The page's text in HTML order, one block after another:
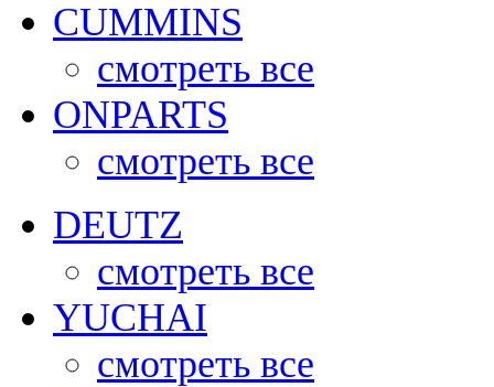
CUMMINS
смотреть все
ONPARTS
смотреть все
DEUTZ
смотреть все
YUCHAI
смотреть все